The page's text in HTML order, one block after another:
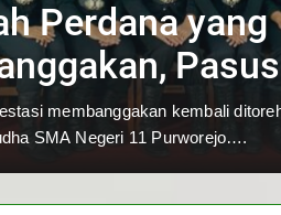
Perdana yang
Pasus
Ukir
Se-Jawa
membanggakan kembali
SMA Negeri 11 Purworejo….